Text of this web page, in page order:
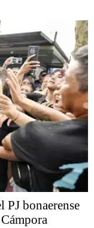
bonaerense